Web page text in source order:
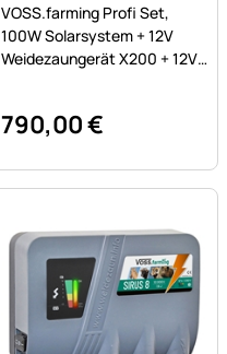
VOSS.farming Profi Set,
100W Solarsystem + 12V
Weidezaungerät X200 + 12V
790,00€